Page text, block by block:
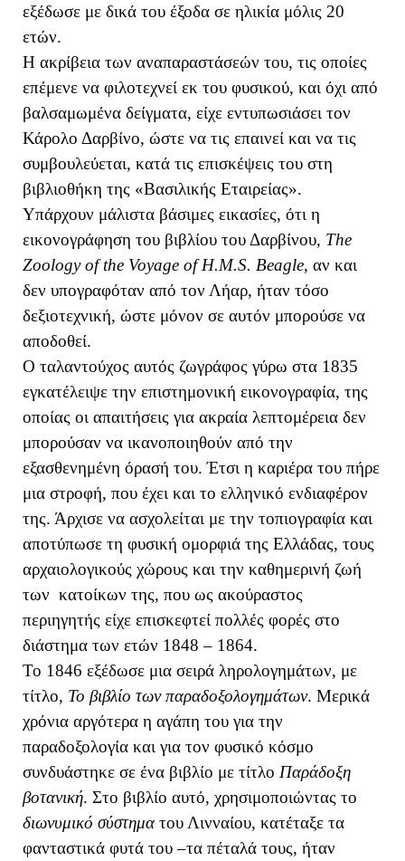
εξέδωσε με δικά του έξοδα σε ηλικία μόλις 20
ετών.
Η ακρίβεια των αναπαραστάσεών του, τις οποίες
επέμενε να φιλοτεχνεί εκ του φυσικού, και όχι από
βαλσαμωμένα δείγματα, είχε εντυπωσιάσει τον
Κάρολο Δαρβίνο, ώστε να τις επαινεί και να τις
συμβουλεύεται, κατά τις επισκέψεις του στη
βιβλιοθήκη της «Βασιλικής Εταιρείας».
Υπάρχουν μάλιστα βάσιμες εικασίες, ότι η
εικονογράφηση του βιβλίου του Δαρβίνου, The
Zoology of the Voyage of H.M.S. Beagle, αν και
δεν υπογραφόταν από τον Λήαρ, ήταν τόσο
δεξιοτεχνική, ώστε μόνον σε αυτόν μπορούσε να
αποδοθεί.
Ο ταλαντούχος αυτός ζωγράφος γύρω στα 1835
εγκατέλειψε την επιστημονική εικονογραφία, της
οποίας οι απαιτήσεις για ακραία λεπτομέρεια δεν
μπορούσαν να ικανοποιηθούν από την
εξασθενημένη όρασή του. Έτσι η καριέρα του πήρε
μια στροφή, που έχει και το ελληνικό ενδιαφέρον
της. Άρχισε να ασχολείται με την τοπιογραφία και
αποτύπωσε τη φυσική ομορφιά της Ελλάδας, τους
αρχαιολογικούς χώρους και την καθημερινή ζωή
των κατοίκων της, που ως ακούραστος
περιηγητής είχε επισκεφτεί πολλές φορές στο
διάστημα των ετών 1848 – 1864.
Το 1846 εξέδωσε μια σειρά ληρολογημάτων, με
τίτλο, Το βιβλίο των παραδοξολογημάτων. Μερικά
χρόνια αργότερα η αγάπη του για την
παραδοξολογία και για τον φυσικό κόσμο
συνδυάστηκε σε ένα βιβλίο με τίτλο Παράδοξη
βοτανική. Στο βιβλίο αυτό, χρησιμοποιώντας το
διωνυμικό σύστηματου Λινναίου, κατέταξε τα
φανταστικά φυτά του –τα πέταλά τους, ήταν